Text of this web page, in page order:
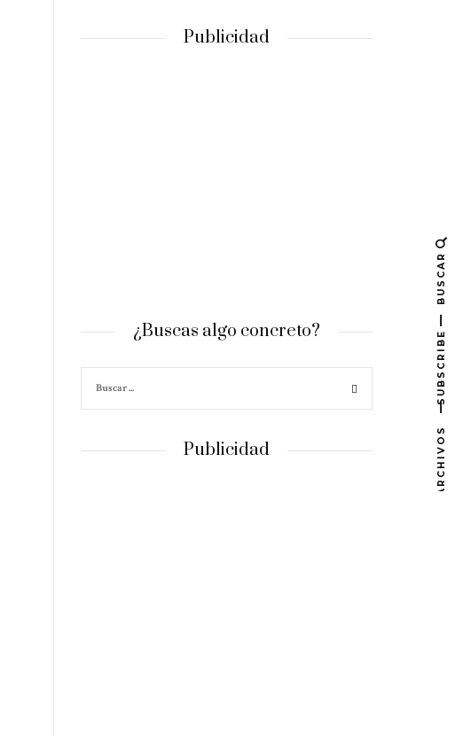
Publicidad
¿Buscas algo concreto?
Publicidad
BUSCAR
SUBSCRIBE
ARCHIVOS